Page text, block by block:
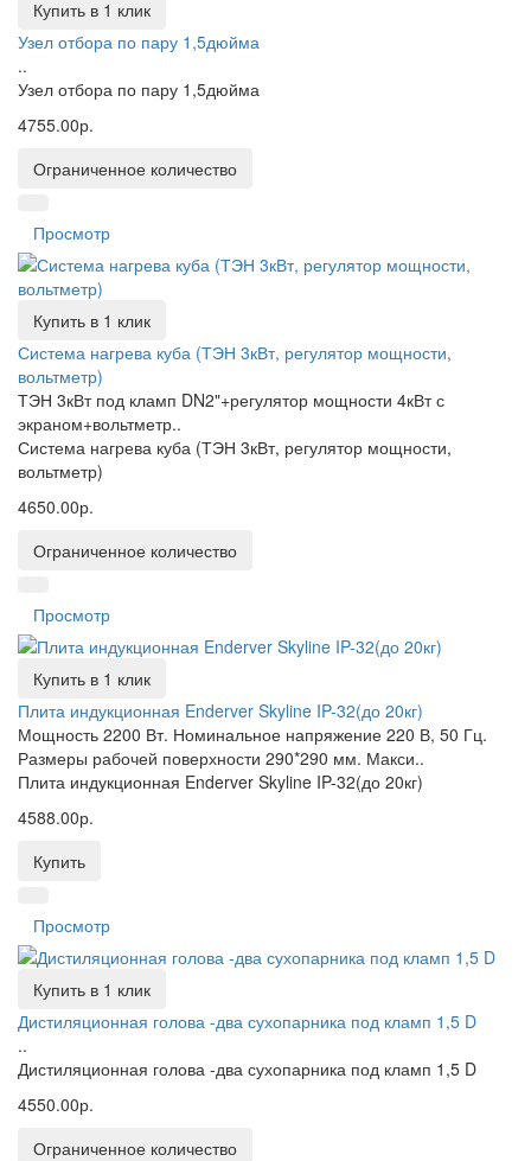
Купить в 1 клик
Узел отбора по пару 1,5дюйма
..
Узел отбора по пару 1,5дюйма
4755.00р.
Ограниченное количество
Просмотр
Купить в 1 клик
Система нагрева куба (ТЭН 3кВт, регулятор мощности,
вольтметр)
ТЭН 3кВт под кламп DN2"+регулятор мощности 4кВт с
экраном+вольтметр..
Система нагрева куба (ТЭН 3кВт, регулятор мощности,
вольтметр)
4650.00р.
Ограниченное количество
Просмотр
Купить в 1 клик
Плита индукционная Enderver Skyline IP-32(до 20кг)
Мощность 2200 Вт. Номинальное напряжение 220 В, 50 Гц.
Размеры рабочей поверхности 290*290 мм. Макси..
Плита индукционная Enderver Skyline IP-32(до 20кг)
4588.00р.
Купить
Просмотр
Купить в 1 клик
Дистиляционная голова -два сухопарника под кламп 1,5 D
..
Дистиляционная голова -два сухопарника под кламп 1,5 D
4550.00р.
Ограниченное количество